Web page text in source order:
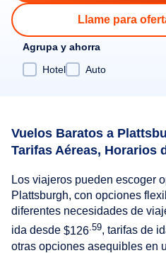
Llame para
Agrupa y ahorra
Hotel
Auto
Vuelos Baratos a
Tarifas Aéreas, Horarios
Los viajeros pueden escoger
Plattsburgh, con opciones
diferentes necesidades de
ida desde $126 .59, tarifas de
otras opciones asequibles en